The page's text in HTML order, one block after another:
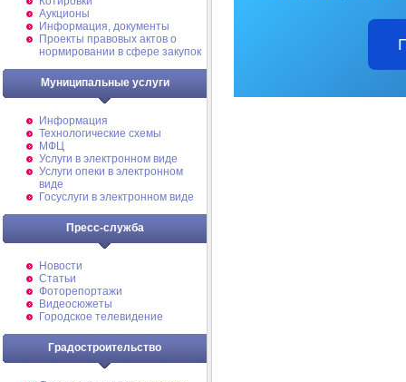
Аукционы
Информация, документы
Проекты правовых актов о
нормировании в сфере закупок
Муниципальные услуги
Информация
Технологические схемы
МФЦ
Услуги в электронном виде
Услуги опеки в электронном
виде
Госуслуги в электронном виде
Пресс-служба
Новости
Статьи
Фоторепортажи
Видеосюжеты
Городское телевидение
Градостроительство